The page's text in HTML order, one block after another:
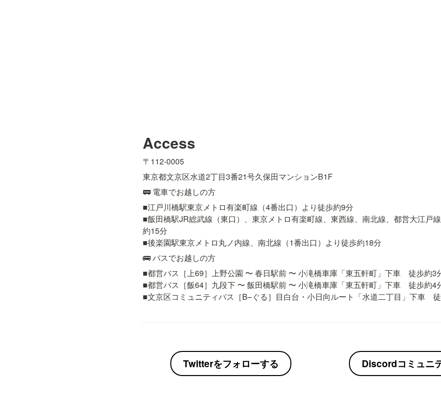
Access
〒112-0005
東京都文京区水道2丁目3番21号久保田マンションB1F
🚃 電車でお越しの方
■江戸川橋駅東京メトロ有楽町線（4番出口）より徒歩約9分
■飯田橋駅JR総武線（東口）、東京メトロ有楽町線、東西線、南北線、都営大江戸
約15分
■後楽園駅東京メトロ丸ノ内線、南北線（1番出口）より徒歩約18分
🚌 バスでお越しの方
■都営バス［上69］上野公園 〜 春日駅前 〜 小滝橋車庫「東五軒町」下車　徒歩約3
■都営バス［飯64］九段下 〜 飯田橋駅前 〜 小滝橋車庫「東五軒町」下車　徒歩約4
■文京区コミュニティバス［B–ぐる］目白台・小日向ルート「水道二丁目」下車　
Twitterをフォローする Discordコミュニ